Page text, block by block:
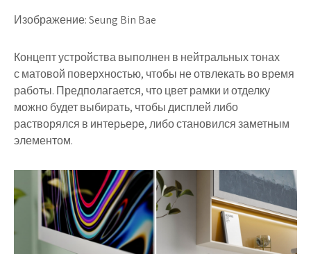
Изображение: Seung Bin Bae
Концепт устройства выполнен в нейтральных тонах
с матовой поверхностью, чтобы не отвлекать во время
работы. Предполагается, что цвет рамки и отделку
можно будет выбирать, чтобы дисплей либо
растворялся в интерьере, либо становился заметным
элементом.